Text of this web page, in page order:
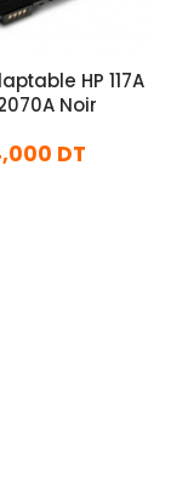
HP 117A
Noir
DT